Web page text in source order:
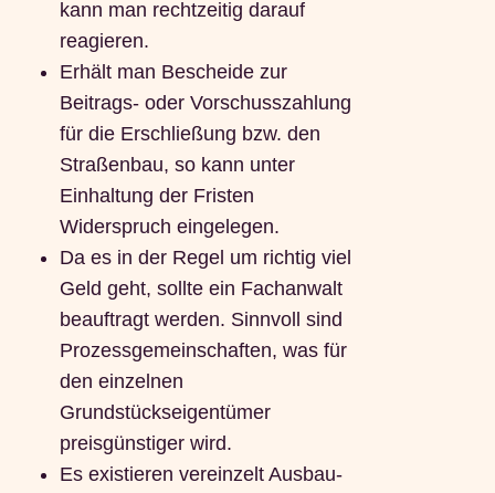
kann man rechtzeitig darauf
reagieren.
Erhält man Bescheide zur
Beitrags- oder Vorschusszahlung
für die Erschließung bzw. den
Straßenbau, so kann unter
Einhaltung der Fristen
Widerspruch eingelegen.
Da es in der Regel um richtig viel
Geld geht, sollte ein Fachanwalt
beauftragt werden. Sinnvoll sind
Prozessgemeinschaften, was für
den einzelnen
Grundstückseigentümer
preisgünstiger wird.
Es existieren vereinzelt Ausbau-